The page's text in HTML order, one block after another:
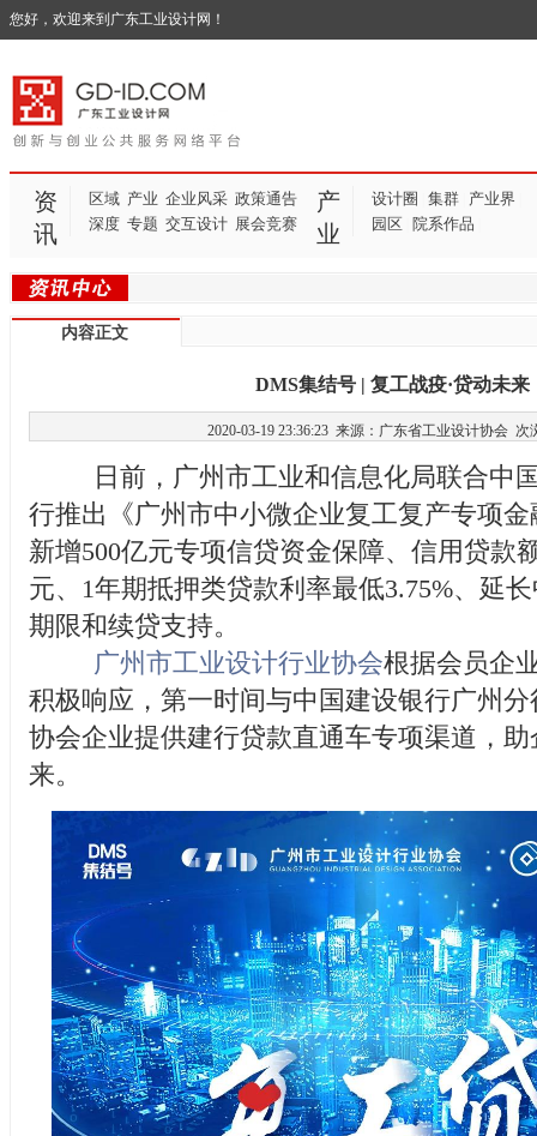
您好，欢迎来到广东工业设计网！
资
讯
区域 产业 企业风采 政策通告
深度 专题 交互设计 展会竞赛
产
业
设计圈 集群| 产业界
园区 院系作品
内容正文
DMS集结号 | 复工战疫·贷动未来
2020-03-19 23:36:23 来源：广东省工业设计协会 次
日前，广州市工业和信息化局联合中国
行推出《广州市中小微企业复工复产专项
新增500亿元专项信贷资金保障、信用贷款
元、1年期抵押类贷款利率最低3.75%、延
期限和续贷支持。
广州市工业设计行业协会根据会员企
积极响应，第一时间与中国建设银行广州
协会企业提供建行贷款直通车专项渠道，助
来。